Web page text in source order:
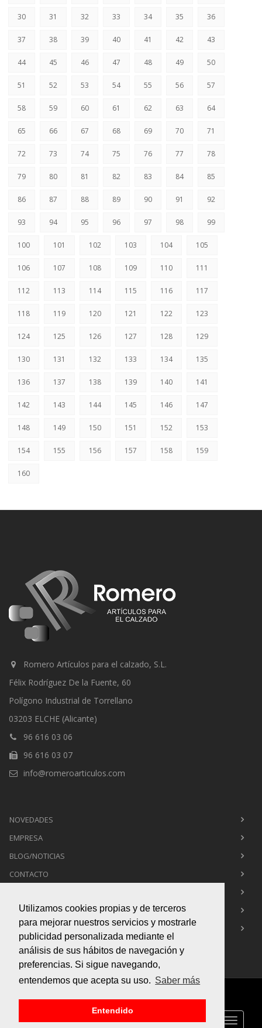
Utilizamos cookies propias y de terceros
para mejorar nuestros servicios y mostrarle
publicidad personalizada mediante el
análisis de sus hábitos de navegación y
preferencias. Si sigue navegando,
entendemos que acepta su uso. Saber más
Entendido
30 31 32 33 34 35 36
37 38 39 40 41 42 43
44 45 46 47 48 49 50
51 52 53 54 55 56 57
58 59 60 61 62 63 64
65 66 67 68 69 70 71
72 73 74 75 76 77 78
79 80 81 82 83 84 85
86 87 88 89 90 91 92
93 94 95 96 97 98 99
100 101 102 103 104 105
106 107 108 109 110 111
112 113 114 115 116 117
118 119 120 121 122 123
124 125 126 127 128 129
130 131 132 133 134 135
136 137 138 139 140 141
142 143 144 145 146 147
148 149 150 151 152 153
154 155 156 157 158 159
160
Romero Artículos para el calzado, S.L.
Félix Rodríguez De la Fuente, 60
Polígono Industrial de Torrellano
03203 ELCHE (Alicante)
96 616 03 06
96 616 03 07
info@romeroarticulos.com
NOVEDADES
EMPRESA
BLOG/NOTICIAS
CONTACTO
POLÍTICA DE COOKIES
AVISO LEGAL
Copyright © 2015Box Infografía 3d. All Rights Reserved
Toggle